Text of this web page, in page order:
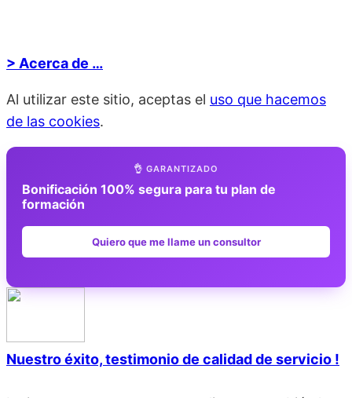
> Acerca de …
Al utilizar este sitio, aceptas el uso que hacemos
de las cookies.
👌 GARANTIZADO
Bonificación 100% segura para tu plan de
formación
Quiero que me llame un consultor
Nuestro éxito, testimonio de calidad de servicio !